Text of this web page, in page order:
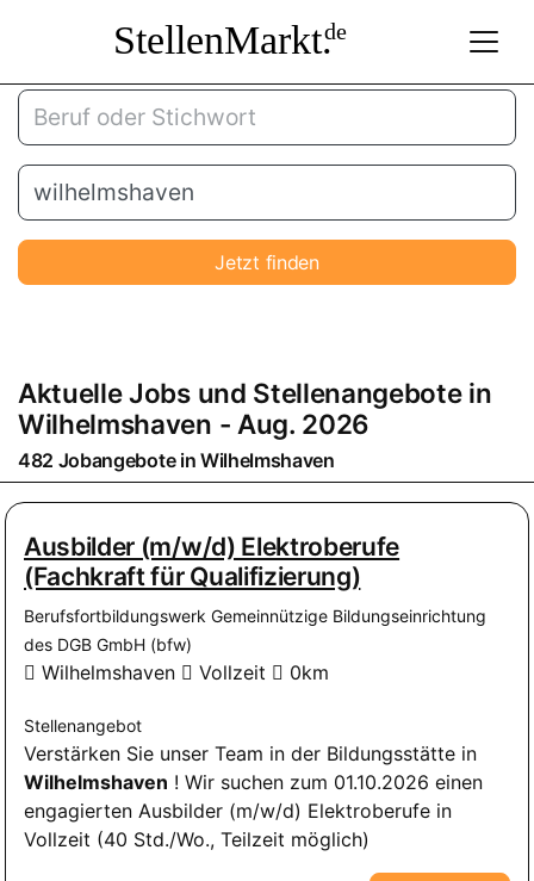
StellenMarkt.de
Jetzt finden
Aktuelle Jobs und Stellenangebote in
Wilhelmshaven - Aug. 2026
482 Jobangebote in Wilhelmshaven
Ausbilder (m/w/d) Elektroberufe
(Fachkraft für Qualifizierung)
Berufsfortbildungswerk Gemeinnützige Bildungseinrichtung
des DGB GmbH (bfw)
Wilhelmshaven Vollzeit 0km
Stellenangebot
Verstärken Sie unser Team in der Bildungsstätte in
Wilhelmshaven ! Wir suchen zum 01.10.2026 einen
engagierten Ausbilder (m/w/d) Elektroberufe in
Vollzeit (40 Std./Wo., Teilzeit möglich)